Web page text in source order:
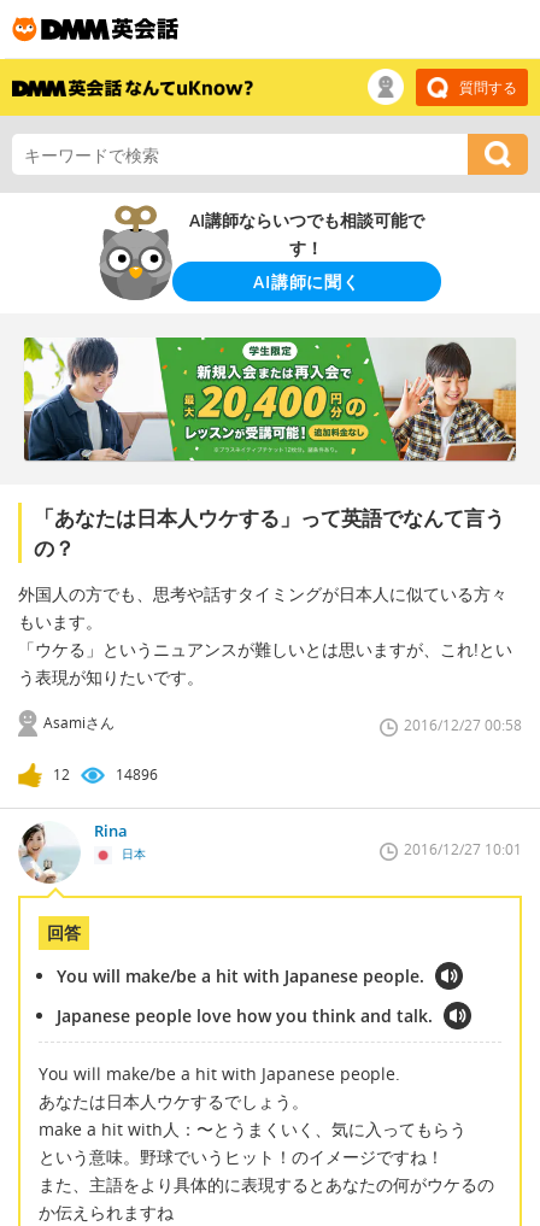
質問する
AI講師ならいつでも相談可能で
す！
AI講師に聞く
「あなたは日本人ウケする」って英語でなんて言う
の？
外国人の方でも、思考や話すタイミングが日本人に似ている方々
もいます。
「ウケる」というニュアンスが難しいとは思いますが、これ!とい
う表現が知りたいです。
Asamiさん 2016/12/27 00:58
12 14896
Rina
日本 2016/12/27 10:01
回答
You will make/be a hit with Japanese people.
Japanese people love how you think and talk.
You will make/be a hit with Japanese people.
あなたは日本人ウケするでしょう。
make a hit with人：〜とうまくいく、気に入ってもらう
という意味。野球でいうヒット！のイメージですね！
また、主語をより具体的に表現するとあなたの何がウケるの
か伝えられますね